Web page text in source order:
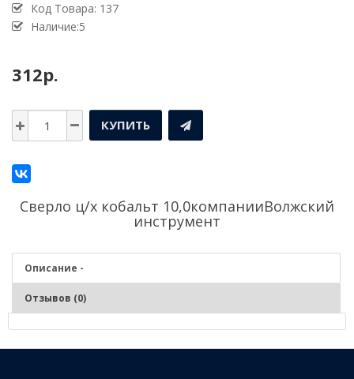
Код Товара: 137
Наличие:5
312р.
КУПИТЬ
Сверло ц/х кобальт 10,0компанииВолжский
инструмент
Описание -
Отзывов (0)